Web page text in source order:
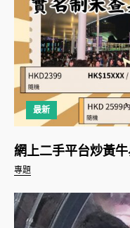
最新
專題
網上二手平台炒黃